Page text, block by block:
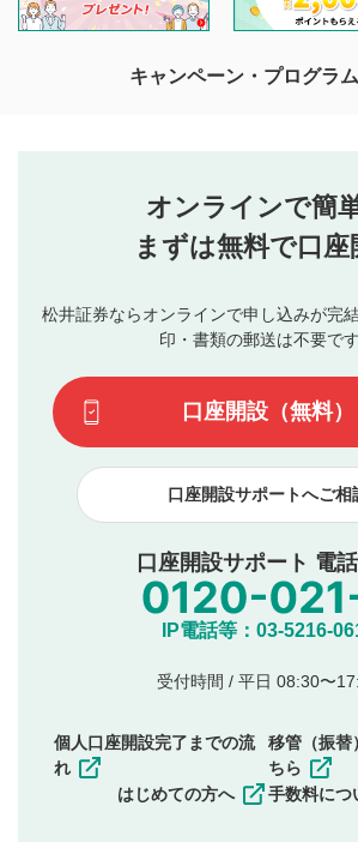
投稿するボタン
星で評価をすると投稿できます。（お
3
動画の評価
です）
他の利用者が動画を視聴される際の参考
待ちしております。
なお、投稿をもって、本注意事項に同意さ
行ってください。
当社は、利用者同士、もしくは利用者
ブルによって生じた損害に対して一切
評価およびコメントは当社にて審査の
ます。掲載されるまでに日数がかかる
てはお答えできません。各動画コンテ
て結果のご連絡といたします。ご了承
下記の項目に該当すると判断された投
見合わせる場合がございます。
本動画コンテンツとは無関係の
他者への誹謗中傷や差別的表現
公序良俗に反する内容の投稿
氏名、住所、電話番号など個人
他のサイトへの誘導や営利目的
他者の権利（商標、著作権、そ
その他当社が不適切と判断した
一度投稿した評価およびコメントの変
キャンペーン・プログラ
オンラインで簡単
まずは無料で口座
松井証券ならオンラインで申し込みが完
印・書類の郵送は不要です
口座開設（無料）
口座開設サポートへご相
口座開設サポート 電
IP電話等：03-5216-
受付時間 / 平日 08:30〜
個人口座開設完了までの流
れ
はじめての方へ
移管（振替
ちら
手数料につ